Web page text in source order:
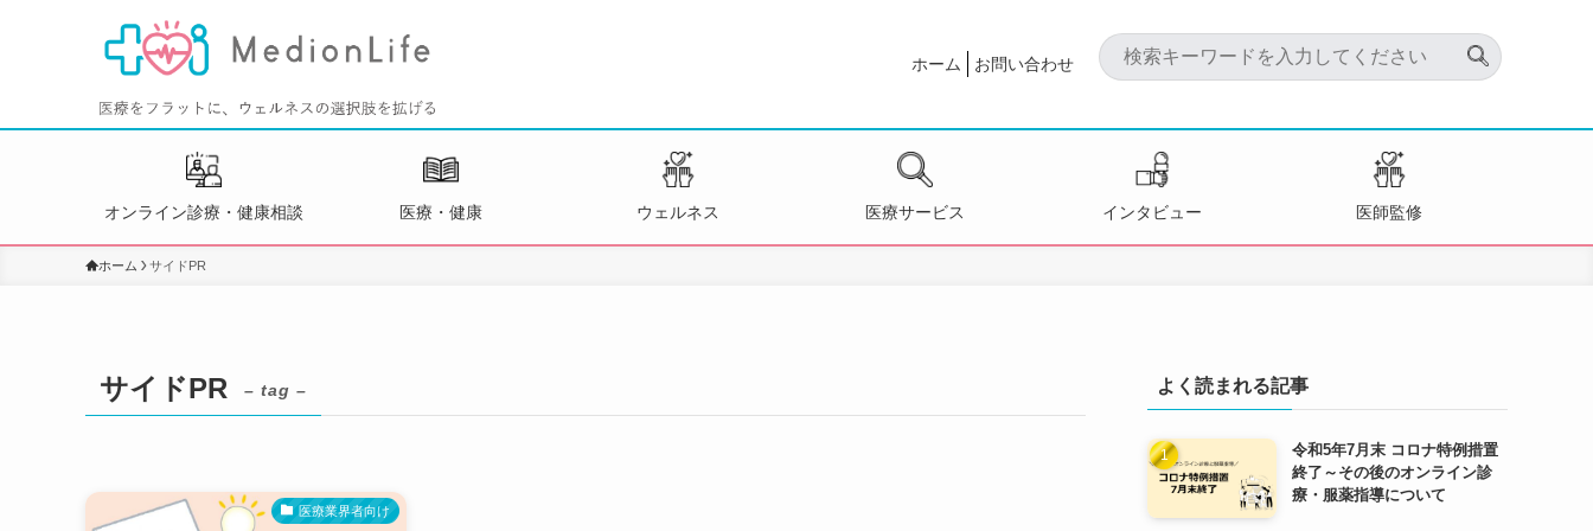
ホーム お問い合わせ
オンライン診療・健康相談 医療・健康 ウェルネス 医療サービス インタビュー 医師監修
ホーム サイドPR
サイドPR – tag –
医療業界者向け
よく読まれる記事
令和5年7月末 コロナ特例措置
終了～その後のオンライン診
療・服薬指導について